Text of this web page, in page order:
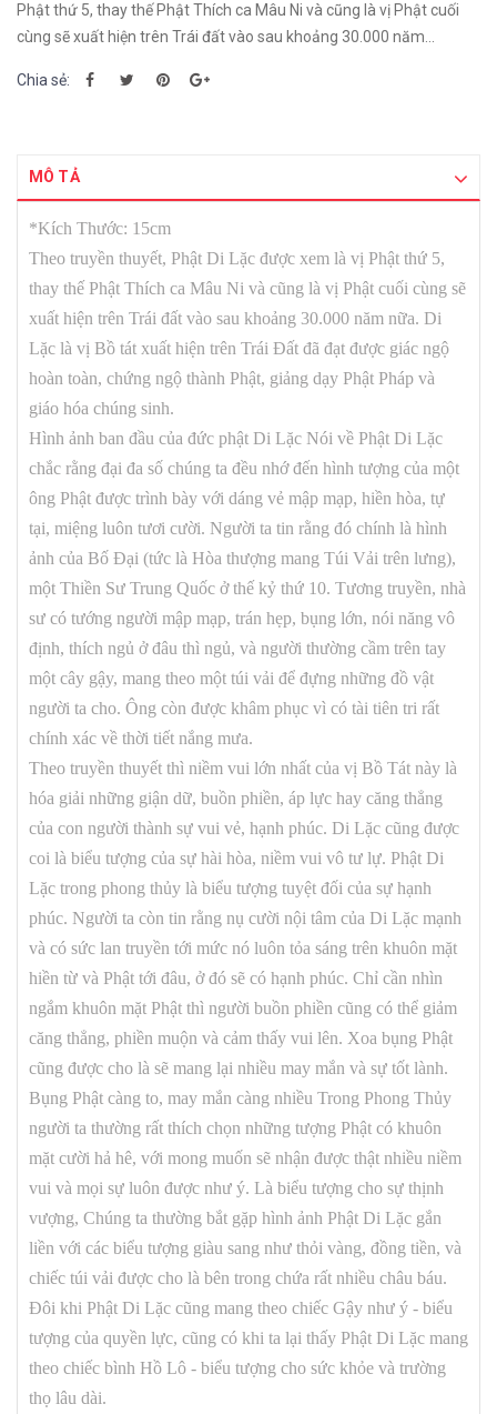
Phật thứ 5, thay thế Phật Thích ca Mâu Ni và cũng là vị Phật cuối
cùng sẽ xuất hiện trên Trái đất vào sau khoảng 30.000 năm...
Chia sẻ:
MÔ TẢ
*Kích Thước: 15cm
Theo truyền thuyết, Phật Di Lặc được xem là vị Phật thứ 5,
thay thế Phật Thích ca Mâu Ni và cũng là vị Phật cuối cùng sẽ
xuất hiện trên Trái đất vào sau khoảng 30.000 năm nữa. Di
Lặc là vị Bồ tát xuất hiện trên Trái Đất đã đạt được giác ngộ
hoàn toàn, chứng ngộ thành Phật, giảng dạy Phật Pháp và
giáo hóa chúng sinh.
Hình ảnh ban đầu của đức phật Di Lặc Nói về Phật Di Lặc
chắc rằng đại đa số chúng ta đều nhớ đến hình tượng của một
ông Phật được trình bày với dáng vẻ mập mạp, hiền hòa, tự
tại, miệng luôn tươi cười. Người ta tin rằng đó chính là hình
ảnh của Bố Đại (tức là Hòa thượng mang Túi Vải trên lưng),
một Thiền Sư Trung Quốc ở thế kỷ thứ 10. Tương truyền, nhà
sư có tướng người mập mạp, trán hẹp, bụng lớn, nói năng vô
định, thích ngủ ở đâu thì ngủ, và người thường cầm trên tay
một cây gậy, mang theo một túi vải để đựng những đồ vật
người ta cho. Ông còn được khâm phục vì có tài tiên tri rất
chính xác về thời tiết nắng mưa.
Theo truyền thuyết thì niềm vui lớn nhất của vị Bồ Tát này là
hóa giải những giận dữ, buồn phiền, áp lực hay căng thẳng
của con người thành sự vui vẻ, hạnh phúc. Di Lặc cũng được
coi là biểu tượng của sự hài hòa, niềm vui vô tư lự. Phật Di
Lặc trong phong thủy là biểu tượng tuyệt đối của sự hạnh
phúc. Người ta còn tin rằng nụ cười nội tâm của Di Lặc mạnh
và có sức lan truyền tới mức nó luôn tỏa sáng trên khuôn mặt
hiền từ và Phật tới đâu, ở đó sẽ có hạnh phúc. Chỉ cần nhìn
ngắm khuôn mặt Phật thì người buồn phiền cũng có thể giảm
căng thẳng, phiền muộn và cảm thấy vui lên. Xoa bụng Phật
cũng được cho là sẽ mang lại nhiều may mắn và sự tốt lành.
Bụng Phật càng to, may mắn càng nhiều Trong Phong Thủy
người ta thường rất thích chọn những tượng Phật có khuôn
mặt cười hả hê, với mong muốn sẽ nhận được thật nhiều niềm
vui và mọi sự luôn được như ý. Là biểu tượng cho sự thịnh
vượng, Chúng ta thường bắt gặp hình ảnh Phật Di Lặc gắn
liền với các biểu tượng giàu sang như thỏi vàng, đồng tiền, và
chiếc túi vải được cho là bên trong chứa rất nhiều châu báu.
Đôi khi Phật Di Lặc cũng mang theo chiếc Gậy như ý - biểu
tượng của quyền lực, cũng có khi ta lại thấy Phật Di Lặc mang
theo chiếc bình Hồ Lô - biểu tượng cho sức khỏe và trường
thọ lâu dài.